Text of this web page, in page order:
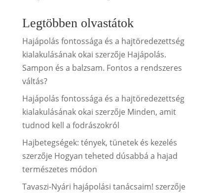
Legtöbben olvastátok
Hajápolás fontossága és a hajtöredezettség
kialakulásának okai szerzője Hajápolás.
Sampon és a balzsam. Fontos a rendszeres
váltás?
Hajápolás fontossága és a hajtöredezettség
kialakulásának okai szerzője Minden, amit
tudnod kell a fodrászokról
Hajbetegségek: tények, tünetek és kezelés
szerzője Hogyan teheted dúsabbá a hajad
természetes módon
Tavaszi-Nyári hajápolási tanácsaim! szerzője